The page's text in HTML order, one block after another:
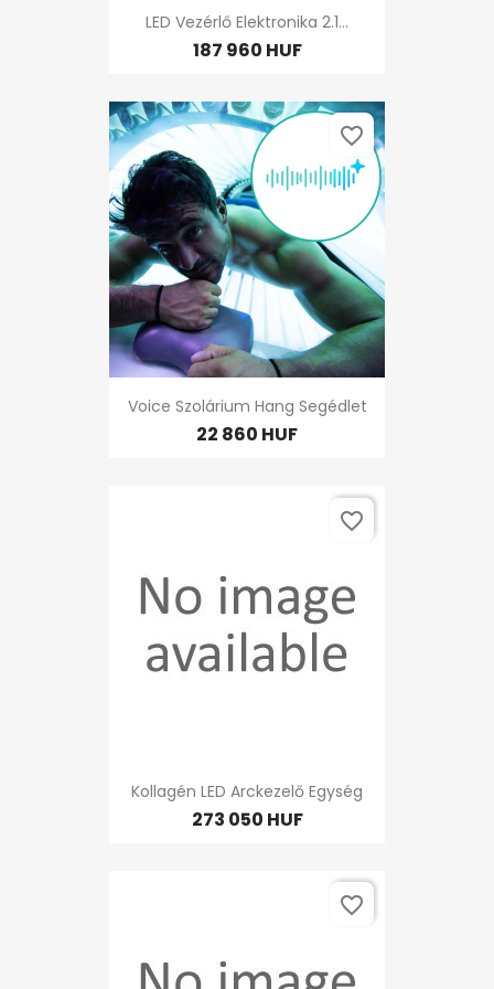
LED Vezérlő Elektronika 2.1...
187 960 HUF
Voice Szolárium Hang Segédlet
22 860 HUF
favorite_border
Kollagén LED Arckezelő Egység
273 050 HUF
favorite_border
favorite_border